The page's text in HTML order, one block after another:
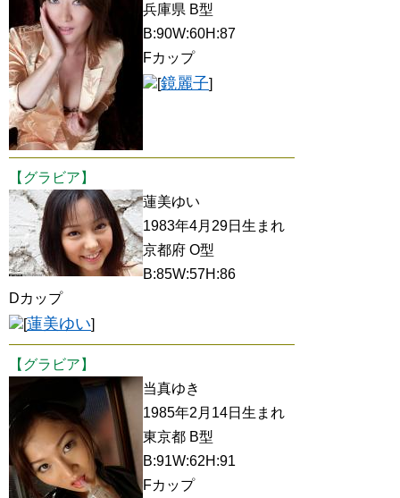
兵庫県 B型
B:90W:60H:87
Fカップ
[鏡麗子]
【グラビア】
蓮美ゆい
1983年4月29日生まれ
京都府 O型
B:85W:57H:86
Dカップ
[蓮美ゆい]
【グラビア】
当真ゆき
1985年2月14日生まれ
東京都 B型
B:91W:62H:91
Fカップ